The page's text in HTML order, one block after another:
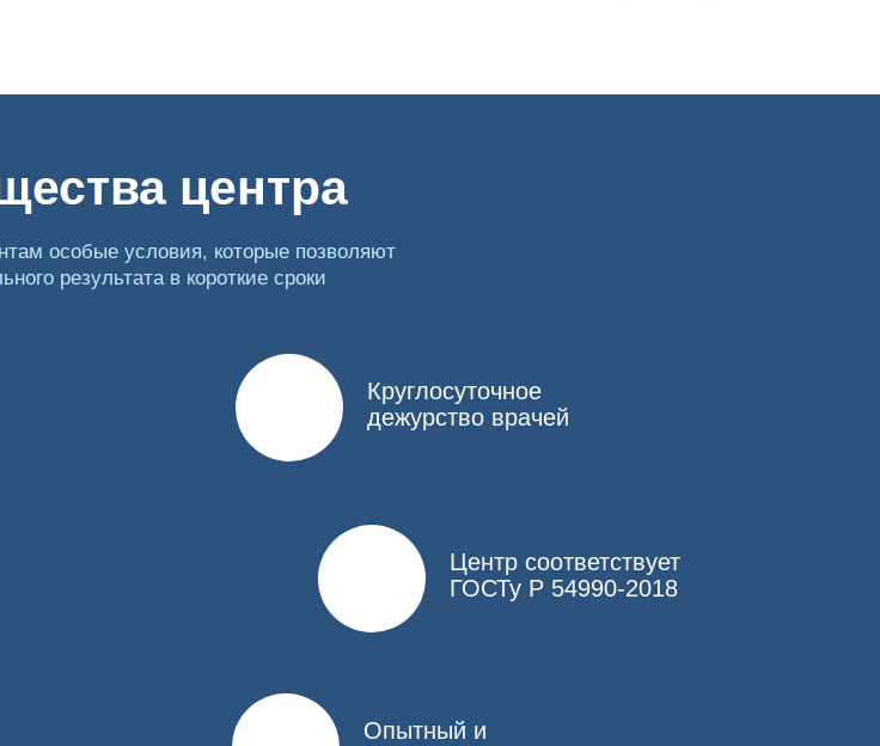
имеющихся хронических заболеваний.
центра
особые условия, которые позволяют
результата в короткие сроки
Круглосуточное
дежурство врачей
Центр соответствует
ГОСТу Р 54990-2018
Опытный и